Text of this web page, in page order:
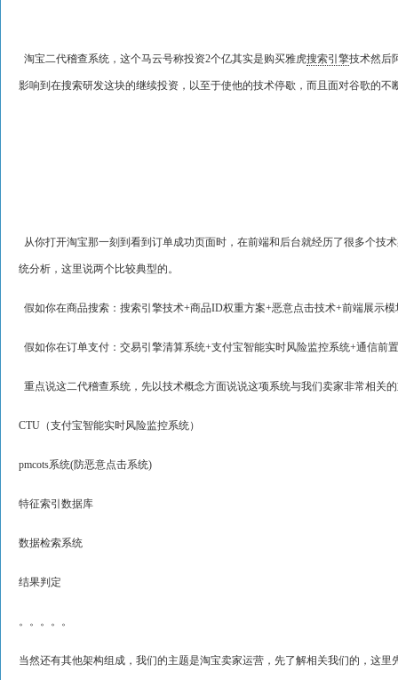
淘宝二代稽查系统，这个马云号称投资2个亿其实是购买雅虎搜索引擎技术然后
影响到在搜索研发这块的继续投资，以至于使他的技术停歇，而且面对谷歌的
从你打开淘宝那一刻到看到订单成功页面时，在前端和后台就经历了很多个技
统分析，这里说两个比较典型的。
假如你在商品搜索：搜索引擎技术+商品ID权重方案+恶意点击技术+前端展示模
假如你在订单支付：交易引擎清算系统+支付宝智能实时风险监控系统+通信前
重点说这二代稽查系统，先以技术概念方面说说这项系统与我们卖家非常相关
CTU（支付宝智能实时风险监控系统）
pmcots系统(防恶意点击系统)
特征索引数据库
数据检索系统
结果判定
。。。。。
当然还有其他架构组成，我们的主题是淘宝卖家运营，先了解相关我们的，这里